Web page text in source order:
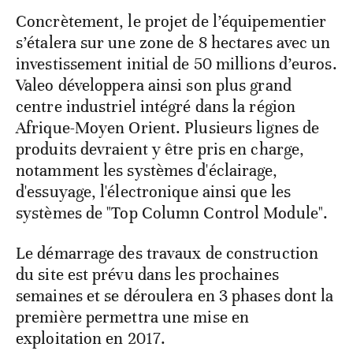
Concrètement, le projet de l’équipementier
s’étalera sur une zone de 8 hectares avec un
investissement initial de 50 millions d’euros.
Valeo développera ainsi son plus grand
centre industriel intégré dans la région
Afrique-Moyen Orient. Plusieurs lignes de
produits devraient y être pris en charge,
notamment les systèmes d'éclairage,
d'essuyage, l'électronique ainsi que les
systèmes de "Top Column Control Module".
Le démarrage des travaux de construction
du site est prévu dans les prochaines
semaines et se déroulera en 3 phases dont la
première permettra une mise en
exploitation en 2017.